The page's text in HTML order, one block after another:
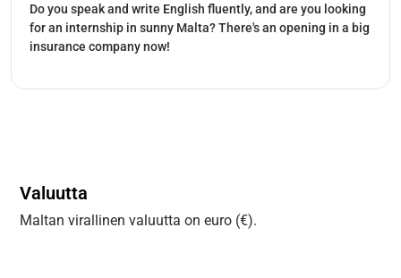
Do you speak and write English fluently, and are you looking
for an internship in sunny Malta? There's an opening in a big
insurance company now!
Valuutta
Maltan virallinen valuutta on euro (€).